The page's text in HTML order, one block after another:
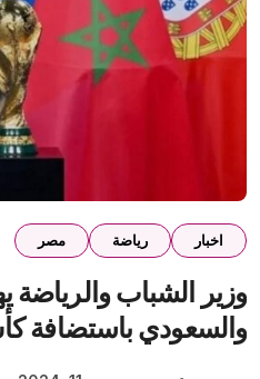
اخبار رياضة مصر
وزير الشباب والرياضة